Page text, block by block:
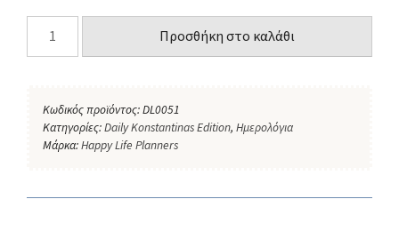
Προσθήκη στο καλάθι
Κωδικός προϊόντος:DL0051
Κατηγορίες:Daily Konstantinas Edition, Ημερολόγια
Μάρκα:Happy Life Planners